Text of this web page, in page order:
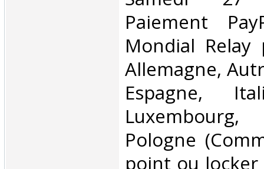
Paiement
Mondial
Allemagne,
Espagne,
Pologne
point ou locker